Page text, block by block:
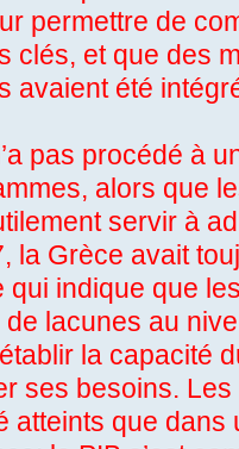
permettre de
clés, et que des
avaient été
pas procédé à
alors que
servir à
la Grèce avait
qui indique que
de lacunes au
la capacité
ses besoins.
atteints que